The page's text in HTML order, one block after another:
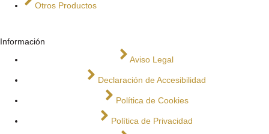
Otros Productos
Información
Aviso Legal
Declaración de Accesibilidad
Política de Cookies
Política de Privacidad